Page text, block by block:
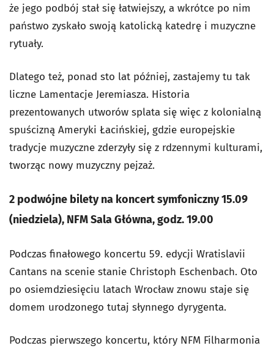
że jego podbój stał się łatwiejszy, a wkrótce po nim
państwo zyskało swoją katolicką katedrę i muzyczne
rytuały.
Dlatego też, ponad sto lat później, zastajemy tu tak
liczne Lamentacje Jeremiasza. Historia
prezentowanych utworów splata się więc z kolonialną
spuścizną Ameryki Łacińskiej, gdzie europejskie
tradycje muzyczne zderzyły się z rdzennymi kulturami,
tworząc nowy muzyczny pejzaż.
2 podwójne bilety na koncert symfoniczny 15.09
(niedziela), NFM Sala Główna, godz. 19.00
Podczas finałowego koncertu 59. edycji Wratislavii
Cantans na scenie stanie Christoph Eschenbach. Oto
po osiemdziesięciu latach Wrocław znowu staje się
domem urodzonego tutaj słynnego dyrygenta.
Podczas pierwszego koncertu, który NFM Filharmonia